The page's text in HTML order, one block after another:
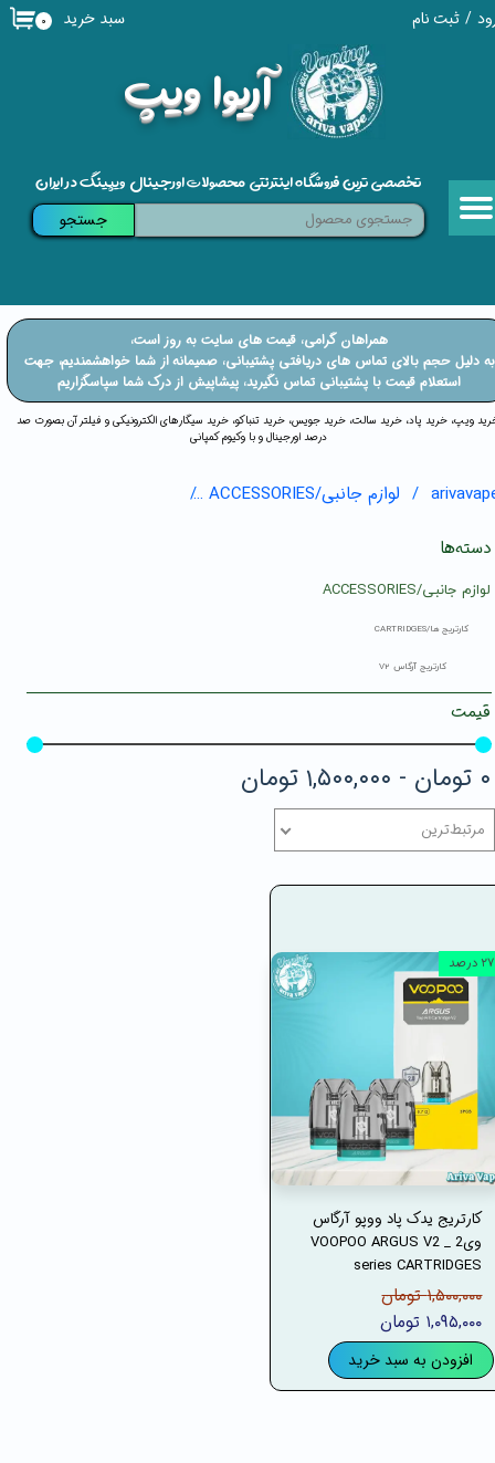
/ ثبت نام
حساب کاربری من
خروج از حساب کاربری
​آریوا ویپ
۰ سبد خرید
تخصصی ترین فروشگاه اینترنتی محصولات اورجینال ویپینگ در ایران
جستجو
لوازم جانبی/ACCESSORIES
دسته‌ها
لوازم جانبی/ACCESSORIES
کارتریج ها/CARTRIDGES
کارتریج آرگاس V2
قیمت
۰ تومان - ۱,۵۰۰,۰۰۰ تومان
مرتبط‌ترین
کارتریج یدک پاد ووپو آرگاس
وی2 _ VOOPOO ARGUS V2
series CARTRIDGES
۱,۵۰۰,۰۰۰ تومان
۱,۰۹۵,۰۰۰ تومان
افزودن به سبد خرید
۲۷ درصد
ویپ، خرید پاد، خرید سالت، خرید جویس، خرید تنباکو، خرید سیگارهای الکترونیکی و فیلتر آن بصورت صد
درصد اورجینال و با وکیوم کمپانی
​​همراهان گرامی، قیمت های سایت به روز است،
​​​​​​​به دلیل حجم بالای تماس های دریافتی پشتیبانی، صمیمانه از شما خواهشمندیم، جهت
استعلام قیمت با پشتیبانی تماس نگیرید، پیشاپیش از درک شما سپاسگزاریم